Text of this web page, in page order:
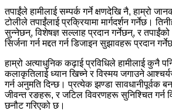
तपाईंले हामीलाई सम्पर्क गर्ने क्षणदेखि नै, हाम्रो
टोलीले तपाईंलाई प्रक्रियामा मार्गदर्शन गर्नेछ।
सुन्नेछन्, विशेषज्ञ सल्लाह प्रदान गर्नेछन्, र तपाईंको
सिर्जना गर्न मद्दत गर्न डिजाइन सुझावहरू प्रदान
हाम्रो अत्याधुनिक कढ़ाई प्रविधिले हामीलाई कुनै
कलाकृतिलाई ध्यान खिच्ने र विस्मय जगाउने
गर्न अनुमति दिन्छ। प्रत्येक झण्डा सावधानीपूर्वक
जीवन्त रङहरू, र जटिल विवरणहरू सुनिश्चित गर्न
छनौट गरिएको छ।